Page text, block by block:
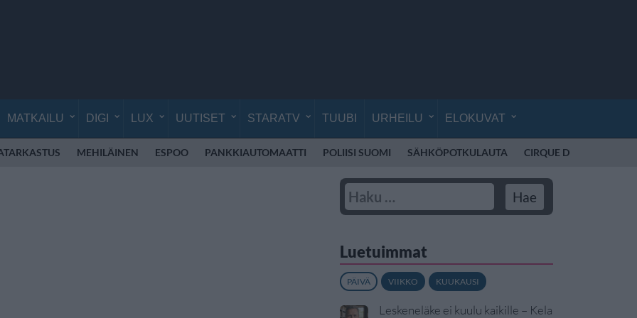
MATKAILU DIGI LUX UUTISET STARATV TUUBI URHEILU ELOKUVAT
MEHILÄINEN ESPOO PANKKIAUTOMAATTI POLIISI SUOMI SÄHKÖPOTKULAUTA CIRQUE DU SOLEIL
Luetuimmat
PÄIVÄ VIIKKO KUUKAUSI
Leskeneläke ei kuulu kaikille – Kela